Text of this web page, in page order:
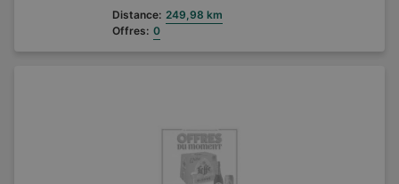
Distance: 249,98 km
Offres: 0